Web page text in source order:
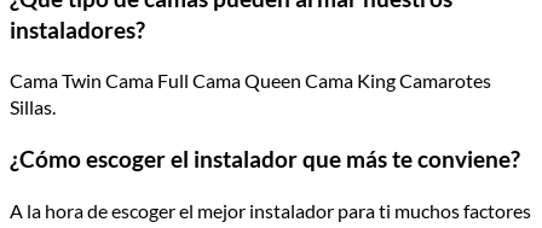
instaladores?
Cama Twin Cama Full Cama Queen Cama King Camarotes
Sillas.
¿Cómo escoger el instalador que más te conviene?
A la hora de escoger el mejor instalador para ti muchos factores